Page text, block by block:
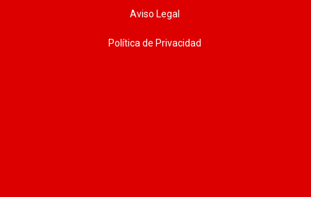
Aviso Legal
Política de Privacidad